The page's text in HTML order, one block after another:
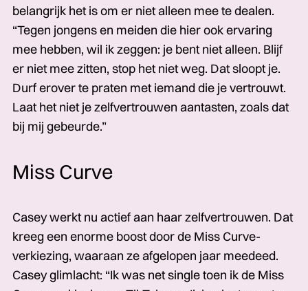
belangrijk het is om er niet alleen mee te dealen.
“Tegen jongens en meiden die hier ook ervaring
mee hebben, wil ik zeggen: je bent niet alleen. Blijf
er niet mee zitten, stop het niet weg. Dat sloopt je.
Durf erover te praten met iemand die je vertrouwt.
Laat het niet je zelfvertrouwen aantasten, zoals dat
bij mij gebeurde.”
Miss Curve
Casey werkt nu actief aan haar zelf­vertrouwen.­­­ Dat
kreeg een enorme boost door de Miss Curve-
verkiezing, waaraan ze afgelopen jaar meedeed.
Casey glimlacht: “Ik was net single toen ik de Miss